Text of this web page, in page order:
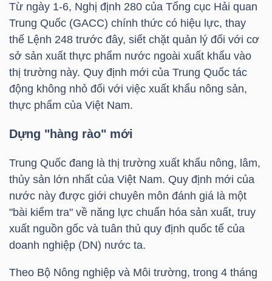
Từ ngày 1-6, Nghị định 280 của Tổng cục Hải quan
Trung Quốc (GACC) chính thức có hiệu lực, thay
thế Lệnh 248 trước đây, siết chặt quản lý đối với cơ
sở sản xuất thực phẩm nước ngoài xuất khẩu vào
thị trường này. Quy định mới của Trung Quốc tác
động không nhỏ đối với việc xuất khẩu nông sản,
thực phẩm của Việt Nam.
Dựng "hàng rào" mới
Trung Quốc đang là thị trường xuất khẩu nông, lâm,
thủy sản lớn nhất của Việt Nam. Quy định mới của
nước này được giới chuyên môn đánh giá là một
"bài kiểm tra" về năng lực chuẩn hóa sản xuất, truy
xuất nguồn gốc và tuân thủ quy định quốc tế của
doanh nghiệp (DN) nước ta.
Theo Bộ Nông nghiệp và Môi trường, trong 4 tháng
ĐỘNG
SẢN
TÀI
CHÍNH
HÀNG
HÓA
KINH